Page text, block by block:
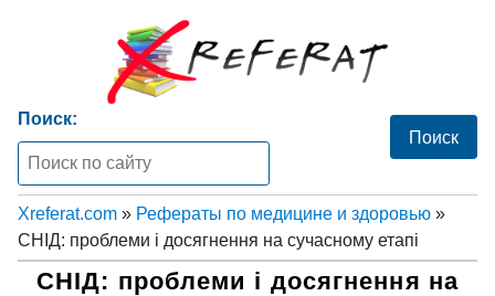
Поиск:
Xreferat.com » Рефераты по медицине и здоровью »
СНІД: проблеми і досягнення на сучасному етапі
СНІД: проблеми і досягнення на